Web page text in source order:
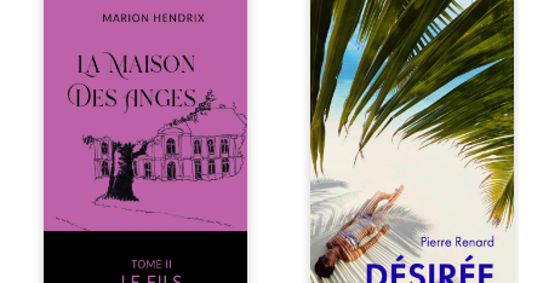
Nous sommes en
après le décès du
patriarche
Anatole-Eustache.
La famille devra
affronter non
seulement un
inconnu qui rôde
autour du
domaine et dont
Firmin, le fidèle
majordome,
Au réveil, Pierre,
jeune retraité,
découvre qu’il est
devenu une
séduisante femme
métissée de trente
ans. À peine a-t-il
commencé à
apprivoiser ce
nouveau corps
qu’Ange surgit
dans sa vie et fait
vaciller toutes ses